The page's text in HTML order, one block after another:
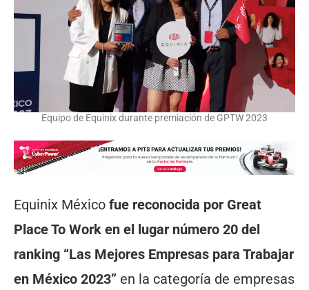
Equipo de Equinix durante premiación de GPTW 2023
Equinix México fue reconocida por Great
Place To Work en el lugar número 20 del
ranking “Las Mejores Empresas para Trabajar
en México 2023” en la categoría de empresas